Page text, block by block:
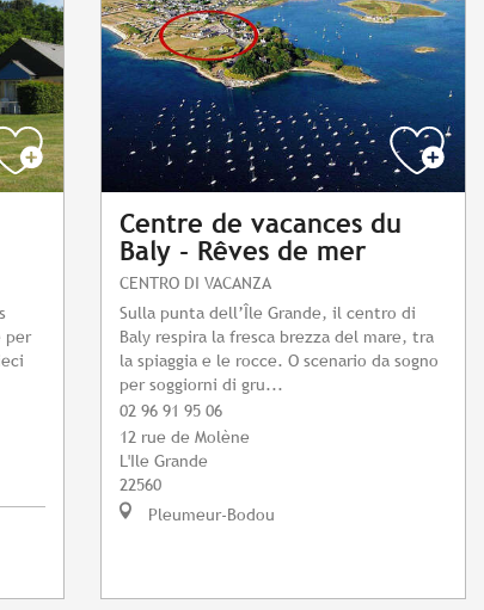
per
Centre de vacances du
Baly - Rêves de mer
CENTRO DI VACANZA
Sulla punta dell’Île Grande, il centro di
Baly respira la fresca brezza del mare, tra
la spiaggia e le rocce. O scenario da sogno
per soggiorni di gru...
02 96 91 95 06
12 rue de Molène
L'Ile Grande
22560
Pleumeur-Bodou